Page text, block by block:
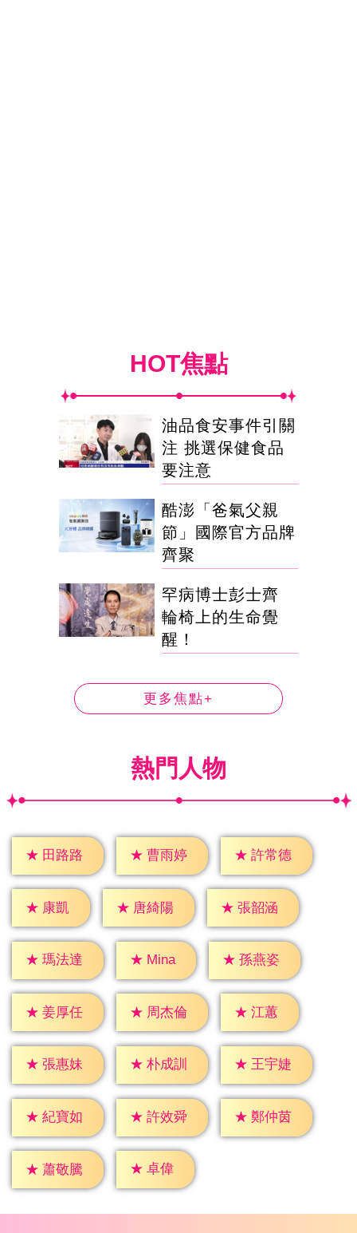
HOT焦點
油品食安事件引關
注 挑選保健食品
要注意
酷澎「爸氣父親
節」國際官方品牌
齊聚
罕病博士彭士齊
輪椅上的生命覺
醒！
更多焦點+
熱門人物
★ 田路路 ★ 曹雨婷 ★ 許常德
★ 康凱 ★ 唐綺陽 ★ 張韶涵
★ 瑪法達 ★ Mina ★ 孫燕姿
★ 姜厚任 ★ 周杰倫 ★ 江蕙
★ 張惠妹 ★ 朴成訓 ★ 王宇婕
★ 紀寶如 ★ 許效舜 ★ 鄭仲茵
★ 蕭敬騰 ★ 卓偉